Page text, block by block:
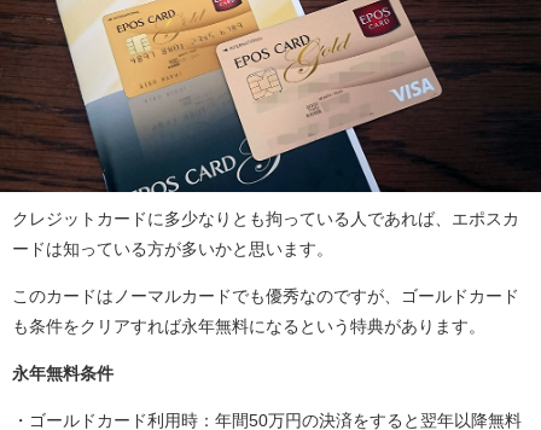
クレジットカードに多少なりとも拘っている人であれば、エポスカ
ードは知っている方が多いかと思います。
このカードはノーマルカードでも優秀なのですが、ゴールドカード
も条件をクリアすれば永年無料になるという特典があります。
永年無料条件
・ゴールドカード利用時：年間50万円の決済をすると翌年以降無料